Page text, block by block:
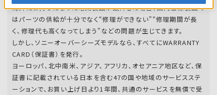
海外にお持ちになった電気製品が故障した場合、国内仕様製品で
はパーツの供給が十分でなく“修理ができない”“修理期間が長
く、修理代も高くなってしまう”などの問題が生じてきます。
しかし、ソニーオーバーシーズモデルなら、すべてにWARRANTY
CARD（保証書）を発行。
ヨーロッパ、北中南米、アジア、アフリカ、オセアニア地区など、保
証書に記載されている日本を含む47の国や地域のサービスステ
ーションで、お買い上げ日より1年間、共通のサービスを無償で受